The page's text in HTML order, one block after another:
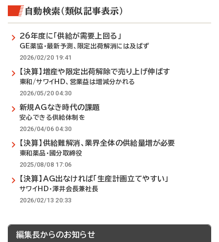
自動検索（類似記事表示）
26年度に「供給が需要上回る」
GE薬協・最新予測、限定出荷解消には及ばず
2026/02/20 19:41
【決算】増産や限定出荷解除で売り上げ伸ばす
東和/サワイHD、営業益は増減分かれる
2026/05/20 04:30
新規AGなき時代の課題
安心できる供給体制を
2026/04/06 04:30
【決算】供給難解消、業界全体の供給量増が必要
東和薬品・國分取締役
2025/08/08 17:06
【決算】AG出なければ「生産計画立てやすい」
サワイHD・澤井会長兼社長
2026/02/13 20:33
編集長からのお知らせ